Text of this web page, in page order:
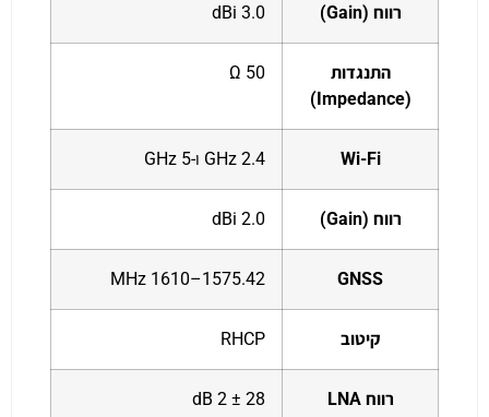
רווח (Gain) 3.0 dBi
התנגדות
(Impedance)
50 Ω
Wi-Fi 2.4 GHz ו-5 GHz
רווח (Gain) 2.0 dBi
GNSS
1575.42–1610 MHz
קיטוב RHCP
רווח LNA 28 ± 2 dB